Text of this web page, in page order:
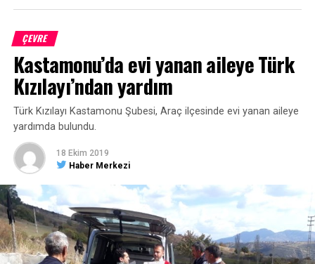
ÇEVRE
Kastamonu’da evi yanan aileye Türk
Kızılayı’ndan yardım
Türk Kızılayı Kastamonu Şubesi, Araç ilçesinde evi yanan aileye
yardımda bulundu.
18 Ekim 2019
Haber Merkezi